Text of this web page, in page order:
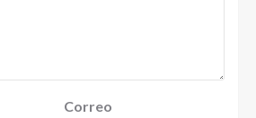
Correo